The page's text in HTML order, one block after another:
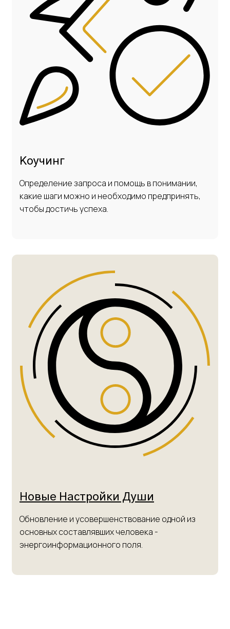
Коучинг
Определение запроса и помощь в понимании,
какие шаги можно и необходимо предпринять,
чтобы достичь успеха.
Новые Настройки Души
Обновление и усовершенствование одной из
основных составлявших человека -
энергоинформационного поля.